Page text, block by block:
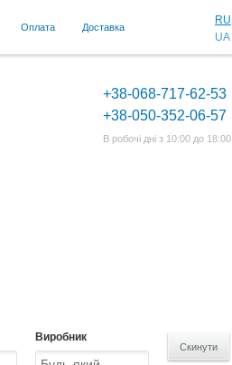
Оплата Доставка
RU
UA
+38-068-717-62-53
+38-050-352-06-57
В робочі дні з 10:00 до 18:00
Виробник